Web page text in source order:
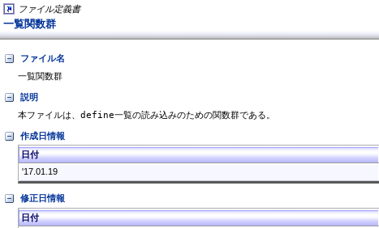
ファイル定義書
一覧関数群
ファイル名
一覧関数群
説明
作成日情報
日付
'17.01.19
修正日情報
日付